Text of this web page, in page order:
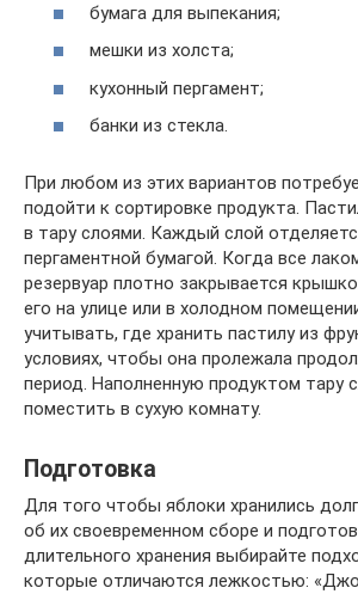
бумага для выпекания;
мешки из холста;
кухонный пергамент;
банки из стекла.
При любом из этих вариантов
подойти к сортировке продукта.
в тару слоями. Каждый слой
пергаментной бумагой. Когда все
резервуар плотно закрывается
его на улице или в холодном
учитывать, где хранить пастилу из
условиях, чтобы она пролежала
период. Наполненную продуктом тару
поместить в сухую комнату.
Подготовка
Для того чтобы яблоки хранились
об их своевременном сборе и
длительного хранения выбирайте
которые отличаются лежкостью: